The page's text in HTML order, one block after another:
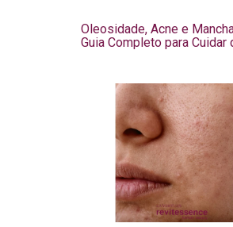
Oleosidade, Acne e
Guia Completo para Cuidar